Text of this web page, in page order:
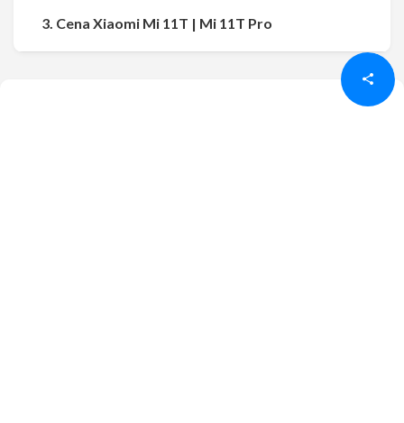
Udostępnij
3. Cena Xiaomi Mi 11T | Mi 11T Pro